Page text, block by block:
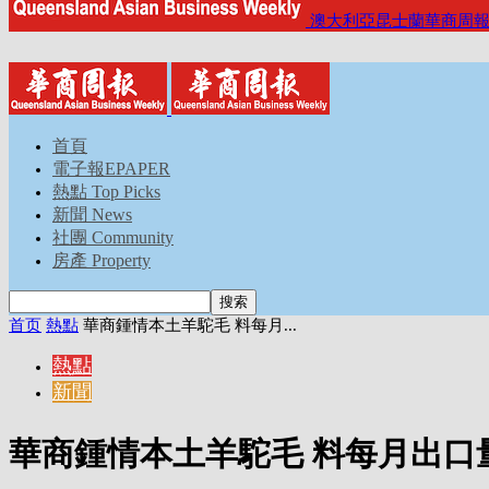
澳大利亞昆士蘭華商周報
首頁
電子報EPAPER
熱點 Top Picks
新聞 News
社團 Community
房產 Property
首页 熱點 華商鍾情本土羊駝毛 料每月...
熱點
新聞
華商鍾情本土羊駝毛 料每月出口